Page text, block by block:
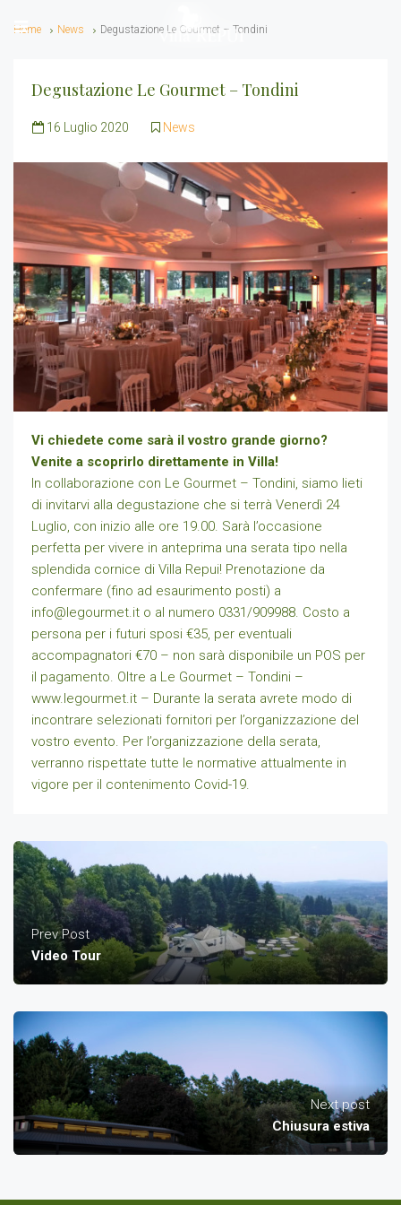
Home News Degustazione Le Gourmet – Tondini
Degustazione Le Gourmet – Tondini
16 Luglio 2020 News
Vi chiedete come sarà il vostro grande giorno?
Venite a scoprirlo direttamente in Villa!
In collaborazione con Le Gourmet – Tondini, siamo lieti
di invitarvi alla degustazione che si terrà Venerdì 24
Luglio, con inizio alle ore 19.00. Sarà l’occasione
perfetta per vivere in anteprima una serata tipo nella
splendida cornice di Villa Repui! Prenotazione da
confermare (fino ad esaurimento posti) a
info@legourmet.it o al numero 0331/909988. Costo a
persona per i futuri sposi €35, per eventuali
accompagnatori €70 – non sarà disponibile un POS per
il pagamento. Oltre a Le Gourmet – Tondini –
www.legourmet.it – Durante la serata avrete modo di
incontrare selezionati fornitori per l’organizzazione del
vostro evento. Per l’organizzazione della serata,
verranno rispettate tutte le normative attualmente in
vigore per il contenimento Covid-19.
Prev Post
Video Tour
Next post
Chiusura estiva